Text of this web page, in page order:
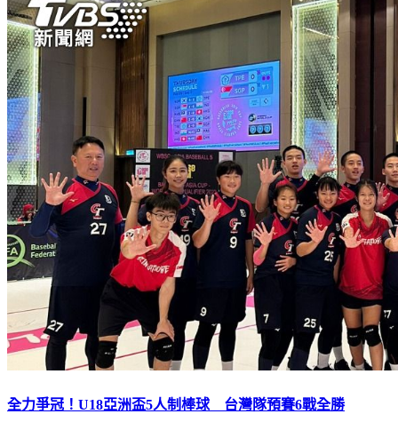
全力爭冠！U18亞洲盃5人制棒球 台灣隊預賽6戰全勝